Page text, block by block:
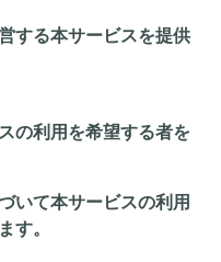
する本サービスを提供
の利用を希望する者を
いて本サービスの利用
す。